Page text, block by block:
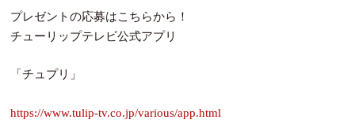
プレゼントの応募はこちらから！
チューリップテレビ公式アプリ
「チュプリ」
https://www.tulip-tv.co.jp/various/app.html